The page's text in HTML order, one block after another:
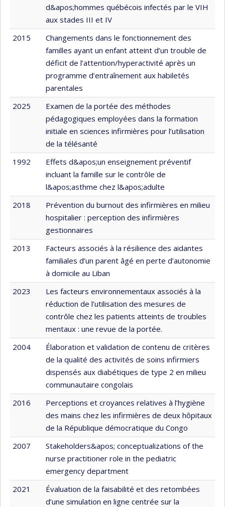
d&apos;hommes québécois infectés par le VIH
aux stades III et IV
2015
Changements dans le fonctionnement des
familles ayant un enfant atteint d’un trouble de
déficit de l’attention/hyperactivité après un
programme d’entraînement aux habiletés
parentales
2025
Examen de la portée des méthodes
pédagogiques employées dans la formation
initiale en sciences infirmières pour l’utilisation
de la télésanté
1992
Effets d&apos;un enseignement préventif
incluant la famille sur le contrôle de
l&apos;asthme chez l&apos;adulte
2018
Prévention du burnout des infirmières en milieu
hospitalier : perception des infirmières
gestionnaires
2013
Facteurs associés à la résilience des aidantes
familiales d’un parent âgé en perte d’autonomie
à domicile au Liban
2023
Les facteurs environnementaux associés à la
réduction de l’utilisation des mesures de
contrôle chez les patients atteints de troubles
mentaux : une revue de la portée.
2004
Élaboration et validation de contenu de critères
de la qualité des activités de soins infirmiers
dispensés aux diabétiques de type 2 en milieu
communautaire congolais
2016
Perceptions et croyances relatives à l’hygiène
des mains chez les infirmières de deux hôpitaux
de la République démocratique du Congo
2007
Stakeholders&apos; conceptualizations of the
nurse practitioner role in the pediatric
emergency department
2021
Évaluation de la faisabilité et des retombées
d’une simulation en ligne centrée sur la